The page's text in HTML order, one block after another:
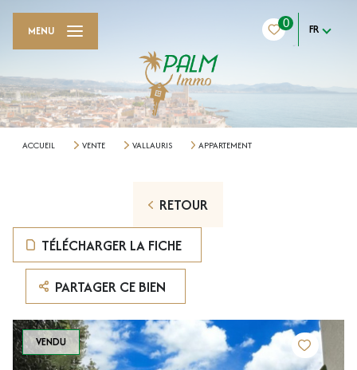
0 FR
MENU
ACCUEIL VENTE VALLAURIS APPARTEMENT
RETOUR
TÉLÉCHARGER LA FICHE
PARTAGER CE BIEN
VENDU